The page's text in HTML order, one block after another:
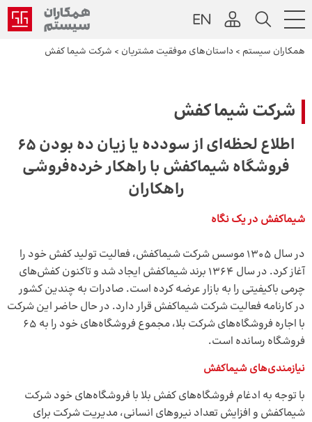
همکاران سیستم > داستان‌های موفقیت مشتریان > شرکت شیما کفش
شرکت شیما کفش
اطلاع لحظه‌‌ای از سودده یا زیان ده بودن 65
فروشگاه شیماکفش با راهکار خرده‌‌فروشی
راهکاران
شیماکفش در یک نگاه
در سال 1305 موسس شرکت شیماکفش، فعالیت تولید کفش خود را
آغاز کرد. در سال 1364 برند شیماکفش ایجاد شد و تاکنون کفش‌‌های
چرمی باکیفیتی را به بازار عرضه کرده است. صادرات به چندین کشور
در کارنامه فعالیت شرکت شیماکفش قرار دارد. در حال حاضر این شرکت
با اجاره فروشگاه‌‌های شرکت بلا، مجموع فروشگاه‌‌های خود را به 65
فروشگاه رسانده است.
نیازمندی‌‌های شیماکفش
با توجه به ادغام فروشگاه‌‌های کفش بلا با فروشگاه‌‌های خود شرکت
شیماکفش و افزایش تعداد نیروهای انسانی، مدیریت شرکت برای